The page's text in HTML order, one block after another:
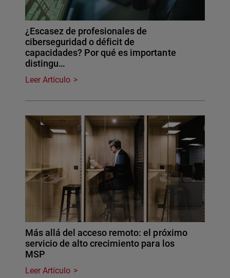
¿Escasez de profesionales de
ciberseguridad o déficit de
capacidades? Por qué es importante
distingu…
Leer Artículo
Más allá del acceso remoto: el próximo
servicio de alto crecimiento para los
MSP
Leer Artículo